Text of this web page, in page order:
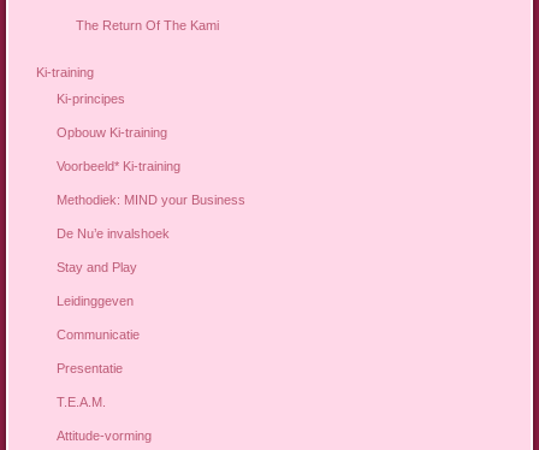
The Return Of The Kami
Ki-training
Ki-principes
Opbouw Ki-training
Voorbeeld* Ki-training
Methodiek: MIND your Business
De Nu’e invalshoek
Stay and Play
Leidinggeven
Communicatie
Presentatie
T.E.A.M.
Attitude-vorming